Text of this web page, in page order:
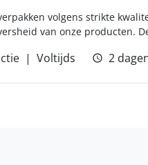
volgens strikte
van onze producten.
Voltijds 2